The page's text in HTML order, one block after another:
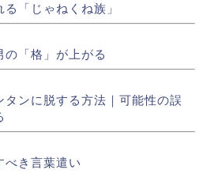
「じゃねくね族」
の「格」が上がる
ンに脱する方法｜可能性の誤
べき言葉遣い